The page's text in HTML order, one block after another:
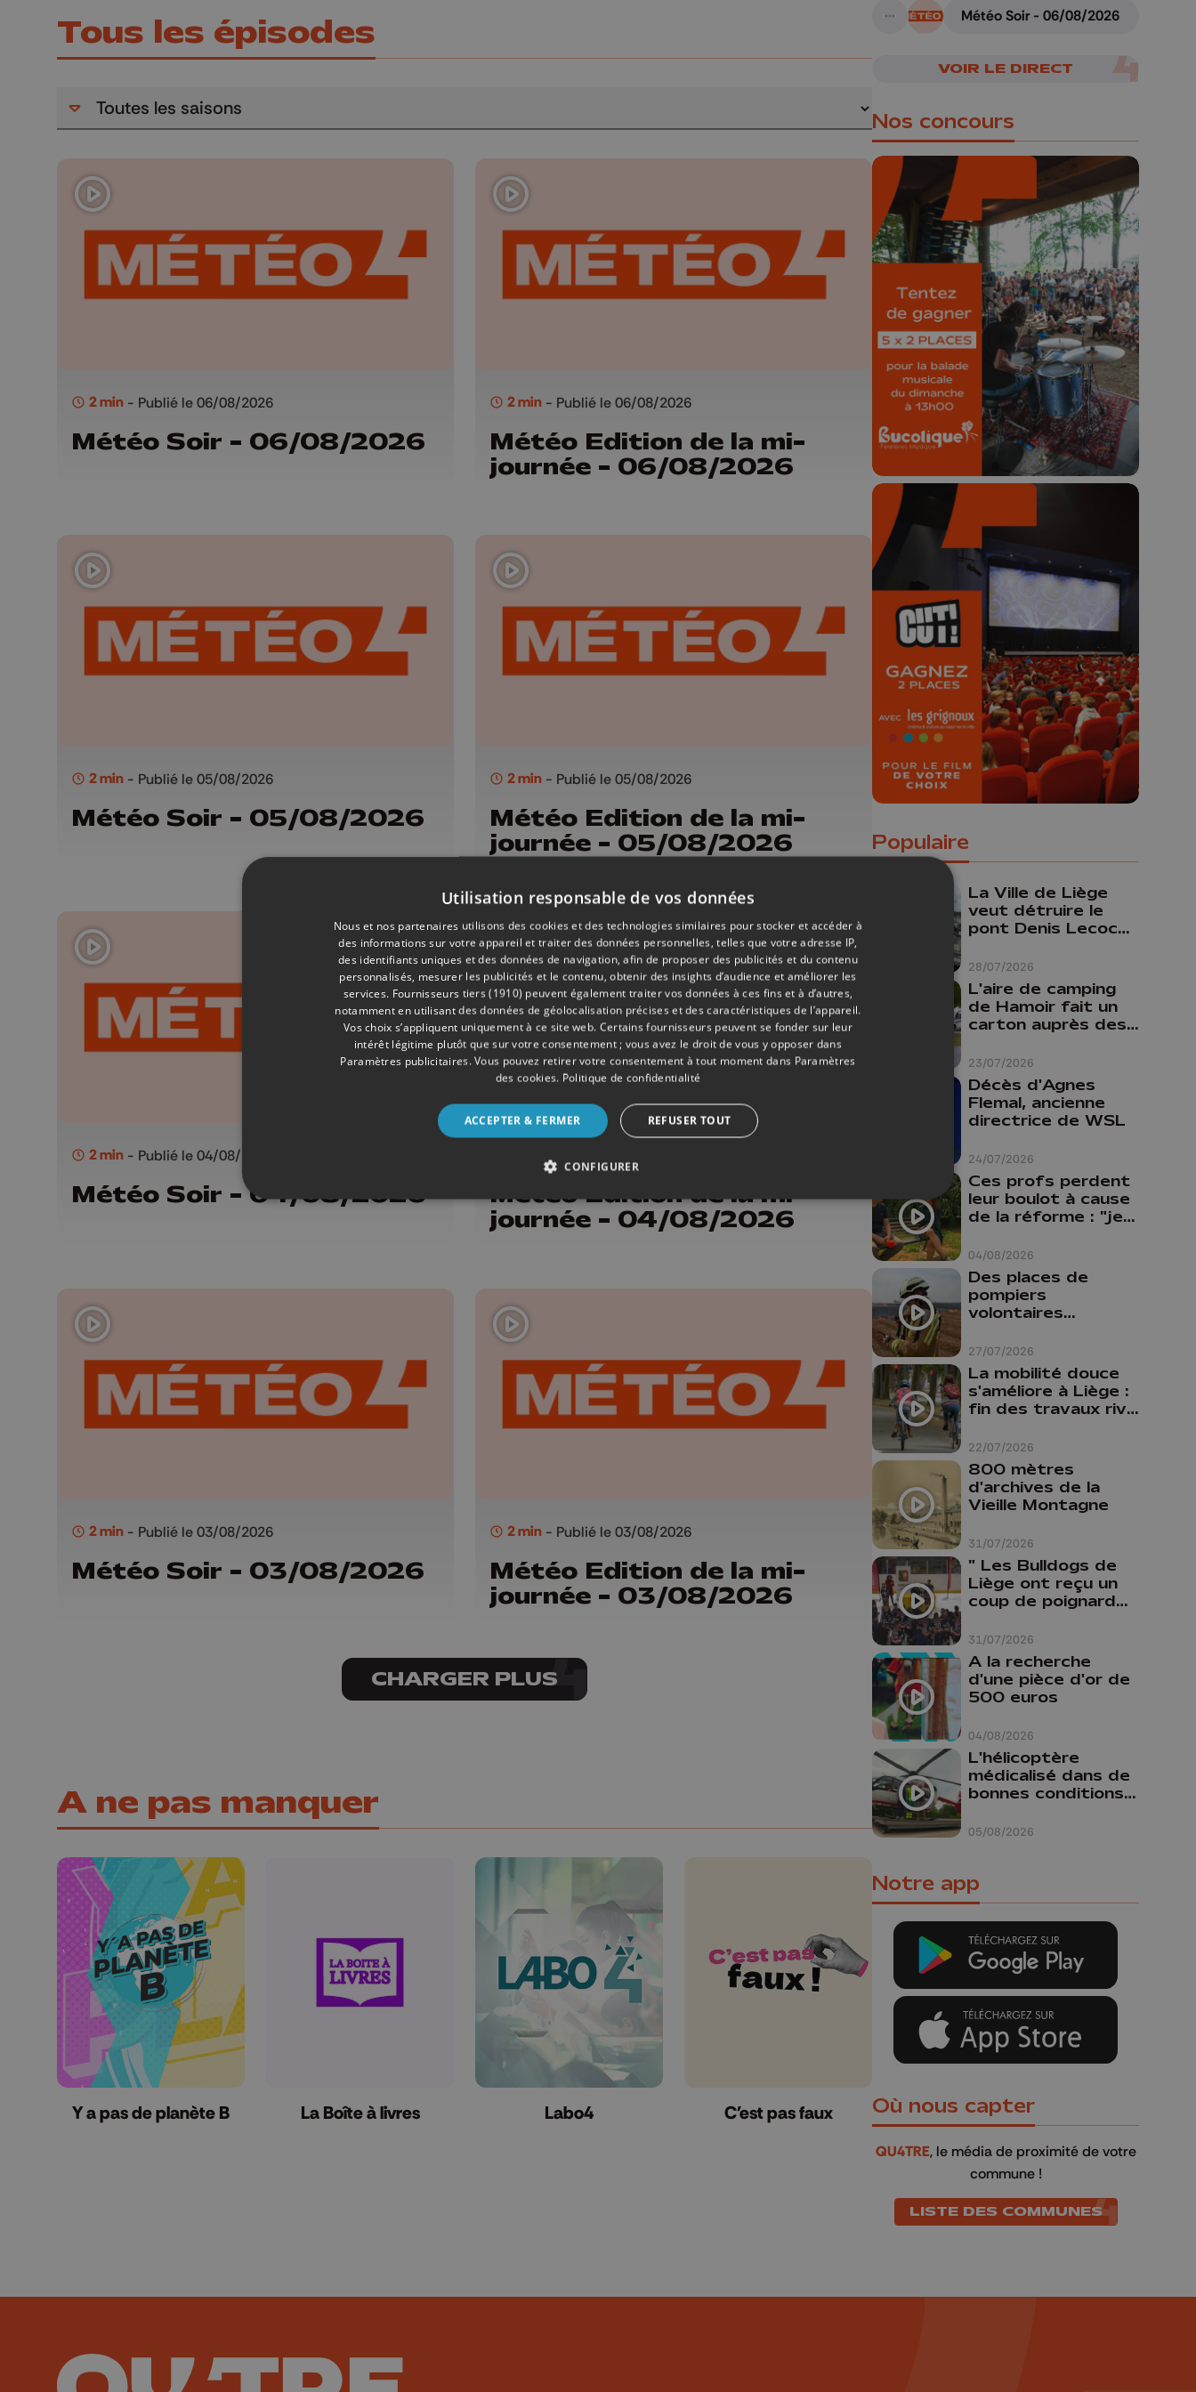
Tous les épisodes
2 min - Publié le 06/08/2026
Météo Soir - 06/08/2026
2 min - Publié le 06/08/2026
Météo Edition de la mi-
journée - 06/08/2026
2 min - Publié le 05/08/2026
Météo Soir - 05/08/2026
2 min - Publié le 05/08/2026
Météo Edition de la mi-
journée - 05/08/2026
2 min - Publié le 04/08/2026
Météo Soir - 04/08/2026
- Publié le 04/08/2026
Météo Edition de la mi-
journée - 04/08/2026
2 min - Publié le 03/08/2026
Météo Soir - 03/08/2026
2 min - Publié le 03/08/2026
Météo Edition de la mi-
journée - 03/08/2026
CHARGER PLUS
A ne pas manquer
Y a pas de planète B La Boîte à livres Labo4 C'est pas faux
A suivre
Météo Soir - 06/08/2026
VOIR LE DIRECT
Nos concours
🎁 Gagnez 5x2
places pour le
Bucolique Ferrières
Festival 🌿🎶
Concours valable jusqu'au 9 août,
23h59.
🎬 Concours CUT x
Les Grignoux ✨
Concours permanent - 2 places à
gagner chaque semaine !
Populaire
28/07/2026
La Ville de Liège
veut détruire le
pont Denis Lecocq
budget pour le
faire
23/07/2026
L'aire de camping
de Hamoir fait un
carton auprès des
24/07/2026
Décès d'Agnes
Flemal, ancienne
directrice de WSL
04/08/2026
Ces profs perdent
leur boulot à cause
de la réforme : "je
comme prof que
comme
pharmacienne"
27/07/2026
Des places de
pompiers
volontaires
province de Liège :
"Un citoyen qui
n'est formé ne
peut pas nous
aider"
22/07/2026
La mobilité douce
s'améliore à Liège :
fin des travaux rive
cyclo-piétonnes
Avroy et
Guillemins...
31/07/2026
800 mètres
d'archives de la
Vieille Montagne
31/07/2026
" Les Bulldogs de
Liège ont reçu un
coup de poignard
04/08/2026
A la recherche
d'une pièce d'or de
500 euros
05/08/2026
L'hélicoptère
médicalisé dans de
bonnes conditions à
Notre app
Où nous capter
QU4TRE, le média de proximité de votre
commune !
LISTE DES COMMUNES
Utilisation responsable de vos données
Nous et nos partenaires utilisons des cookies et des technologies similaires pour stocker et accéder à
des informations sur votre appareil et traiter des données personnelles, telles que votre adresse IP,
des identifiants uniques et des données de navigation, afin de proposer des publicités et du contenu
personnalisés, mesurer les publicités et le contenu, obtenir des insights d’audience et améliorer les
services. Fournisseurs tiers (1910) peuvent également traiter vos données à ces fins et à d’autres,
notamment en utilisant des données de géolocalisation précises et des caractéristiques de l’appareil.
Vos choix s’appliquent uniquement à ce site web. Certains fournisseurs peuvent se fonder sur leur
intérêt légitime plutôt que sur votre consentement ; vous avez le droit de vous y opposer dans
Paramètres publicitaires. Vous pouvez retirer votre consentement à tout moment dans Paramètres
des cookies. Politique de confidentialité
ACCEPTER & FERMER REFUSER TOUT
CONFIGURER